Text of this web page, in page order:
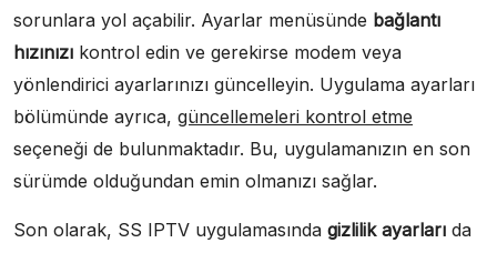
sorunlara yol açabilir. Ayarlar menüsünde bağlantı
hızınızı kontrol edin ve gerekirse modem veya
yönlendirici ayarlarınızı güncelleyin. Uygulama ayarları
bölümünde ayrıca, güncellemeleri kontrol etme
seçeneği de bulunmaktadır. Bu, uygulamanızın en son
sürümde olduğundan emin olmanızı sağlar.
Son olarak, SS IPTV uygulamasında gizlilik ayarları da